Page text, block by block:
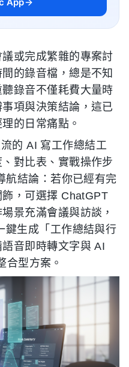
或完成繁雜的專案討
的錄音檔，總是不知
錄音不僅耗費大量時
項與決策結論，這已
的日常痛點。
的 AI 寫工作總結工
對比表、實戰操作步
航結論：若你已經有完
，可選擇 ChatGPT
景充滿會議與訪談，
鍵生成「工作總結與行
音即時轉文字與 AI
合型方案。